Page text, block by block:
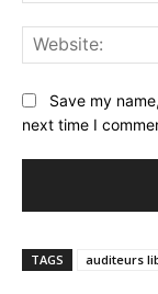
Save my
next time I
TAGS auditeurs